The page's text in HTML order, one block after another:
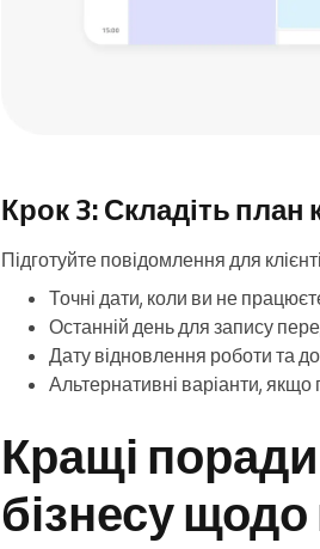
Крок 3: Складіть план
Підготуйте повідомлення для
Точні дати, коли ви не
Останній день для запису
Дату відновлення роботи та
Альтернативні варіанти, якщо
Кращі
бізнесу щодо